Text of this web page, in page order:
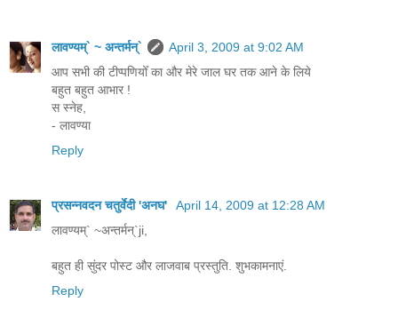
लावण्यम्` ~ अन्तर्मन्`
April 3, 2009 at 9:02 AM
आप सभी की टीप्पणियोँ का और मेरे जाल घर तक आने के लिये
बहुत बहुत आभार !
स स्नेह,
- लावण्या
Reply
प्रसन्नवदन चतुर्वेदी 'अनघ'
April 14, 2009 at 12:28 AM
लावण्यम्` ~अन्तर्मन्`ji,
बहुत ही सुंदर पोस्ट और लाजवाब प्रस्तुति. शुभकामनाएं.
Reply